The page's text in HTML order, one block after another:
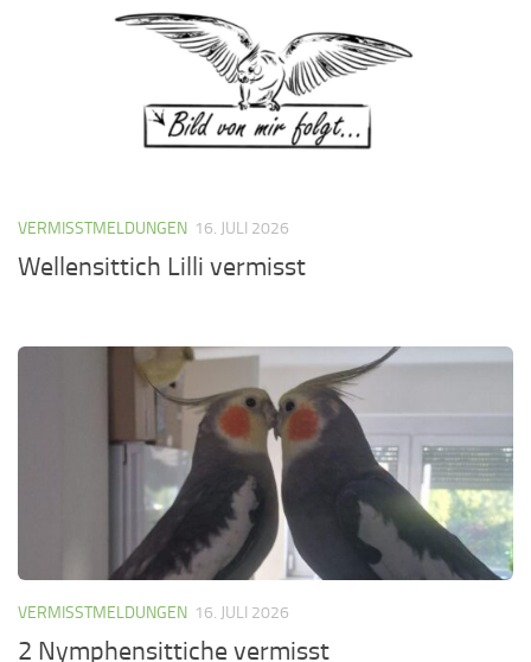
VERMISSTMELDUNGEN 16. JULI 2026
Wellensittich Lilli vermisst
VERMISSTMELDUNGEN 16. JULI 2026
2 Nymphensittiche vermisst